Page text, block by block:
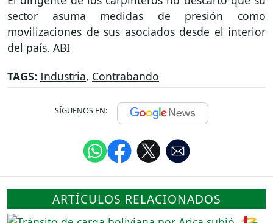
sector asuma medidas de presión como
movilizaciones de sus asociados desde el interior
del país. ABI
TAGS: Industria, Contrabando
SÍGUENOS EN:
ARTÍCULOS RELACIONADOS